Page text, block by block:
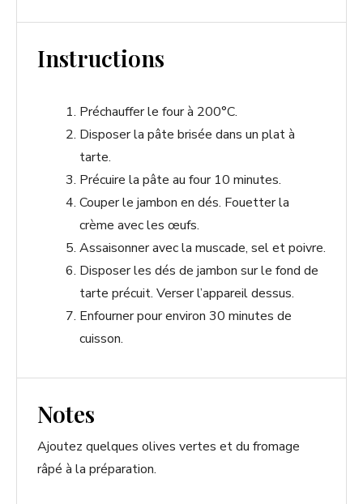
Instructions
Préchauffer le four à 200°C.
Disposer la pâte brisée dans un plat à
tarte.
Précuire la pâte au four 10 minutes.
Couper le jambon en dés. Fouetter la
crème avec les œufs.
Assaisonner avec la muscade, sel et poivre.
Disposer les dés de jambon sur le fond de
tarte précuit. Verser l’appareil dessus.
Enfourner pour environ 30 minutes de
cuisson.
Notes
Ajoutez quelques olives vertes et du fromage
râpé à la préparation.